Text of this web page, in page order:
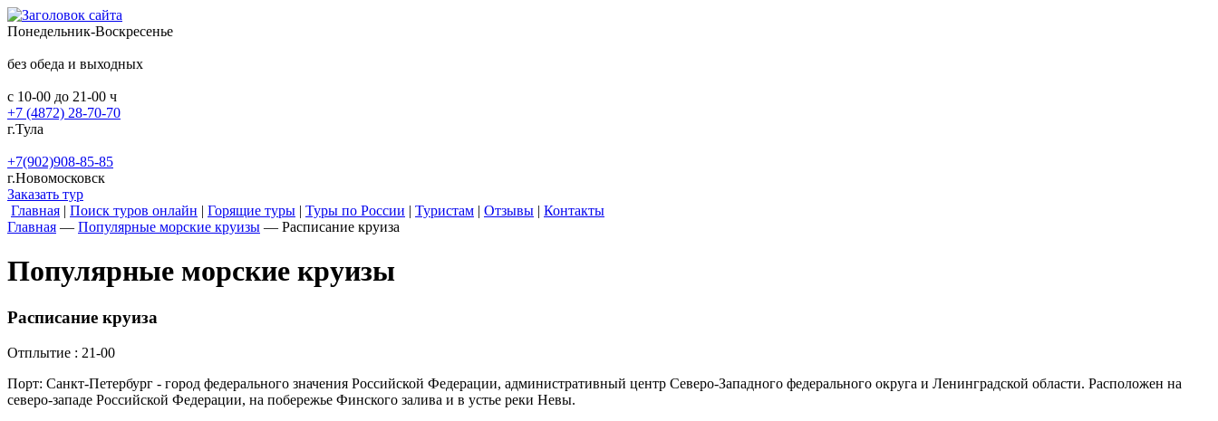
Понедельник-Воскресенье
без обеда и выходных
с 10-00 до 21-00 ч
+7 (4872) 28-70-70
г.Тула
+7(902)908-85-85
г.Новомосковск
Заказать тур
Главная | Поиск туров онлайн | Горящие туры | Туры по России | Туристам | Отзывы | Контакты
Главная — Популярные морские круизы — Расписание круиза
Популярные морские круизы
Расписание круиза
Отплытие : 21-00
Порт: Санкт-Петербург - город федерального значения Российской Федерации, административный центр Северо-Западного федерального округа и Ленинградской области. Расположен на
северо-западе Российской Федерации, на побережье Финского залива и в устье реки Невы.